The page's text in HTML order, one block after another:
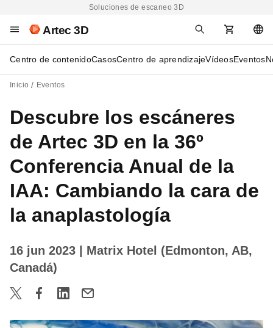
Soluciones de escaneo 3D
Artec 3D
Centro de contenidoCasosCentro de aprendizajeVídeosEventos
Inicio Eventos
Descubre los escáneres
de Artec 3D en la 36º
Conferencia Anual de la
IAA: Cambiando la cara de
la anaplastología
16 jun 2023
| Matrix Hotel (Edmonton, AB,
Canadá)